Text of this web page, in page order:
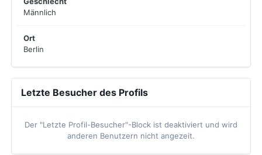
Männlich
Ort
Berlin
Letzte Besucher des Profils
Der "Letzte Profil-Besucher"-Block ist deaktiviert und wird
anderen Benutzern nicht angezeit.